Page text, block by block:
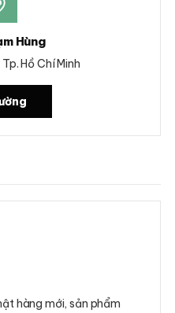
Hùng
Hồ Chí Minh
hàng mới, sản phẩm